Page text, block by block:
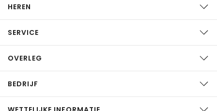
HEREN
SERVICE
OVERLEG
BEDRIJF